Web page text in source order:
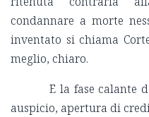
condannare a morte
inventato si chiama
meglio, chiaro.
E la fase calante
auspicio, apertura di